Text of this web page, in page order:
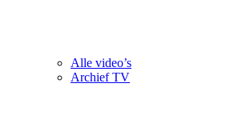
Alle video’s
Archief TV